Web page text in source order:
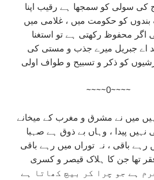
کی سولی کو سمجھا ہے رقيب اپنا
بندوں کو حکومت ميں ، غلامی ميں
اگر محفوظ رکھتی ہے تو استغنا
اے جبريل ميرے جذب و مستی کی
کو ذکر و تسبيح و طواف اولی
~~~~0~~~~
ميں نے مشرق و مغرب کے ميخانے
نہيں پيدا ، وہاں بے ذوق ہے صہبا
رہے باقی ، نہ توراں ميں رہے باقی
تھا جن کا ہلاک قيصر و کسری
ہے جو چرا کر بيچ کھاتا ہے